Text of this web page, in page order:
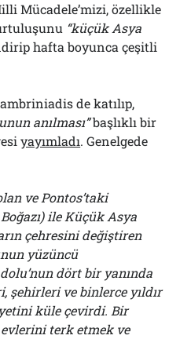
Mücadele’mizi, özellikle
“küçük Asya
hafta boyunca çeşitli
de katılıp,
anılması”başlıklı bir
yayımladı. Genelgede
ve Pontos’taki
ile Küçük Asya
çehresini değiştiren
yüzüncü
dört bir yanında
şehirleri ve binlerce yıldır
küle çevirdi. Bir
terk etmek ve